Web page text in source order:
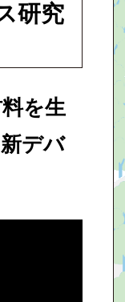
研究
を生
デバ